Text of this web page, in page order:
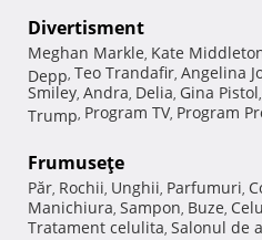
Divertisment
Meghan Markle, Kate
Depp, Teo Trandafir, Angelina
Smiley, Andra, Delia, Gina Pistol,
Trump, Program TV, Program
Frumuseţe
Păr, Rochii, Unghii, Parfumuri,
Manichiura, Sampon, Buze,
Tratament celulita, Salonul de